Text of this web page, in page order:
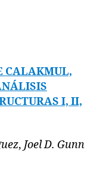
CALAKMUL,
I, II,
, Joel D. Gunn